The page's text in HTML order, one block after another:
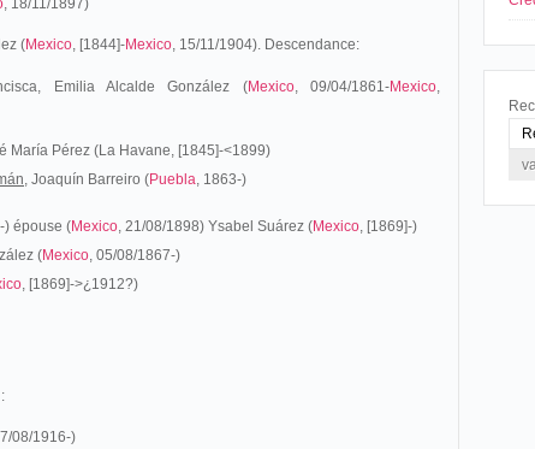
, 18/11/1897)
(Mexico, [1844]-Mexico, 15/11/1904). Descendance:
Emilia Alcalde González (Mexico, 09/04/1861-Mexico,
María Pérez (La Havane, [1845]-<1899)
Joaquín Barreiro (Puebla, 1863-)
) épouse (Mexico, 21/08/1898) Ysabel Suárez (Mexico, [1869]-)
(Mexico, 05/08/1867-)
, [1869]->¿1912?)
08/1916-)